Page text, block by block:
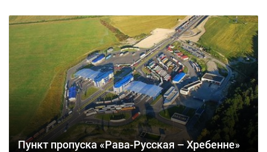
Пункт пропуска «Рава-Русская – Хребенне»